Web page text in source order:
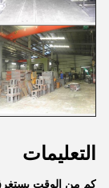
التعليمات
كم من الوقت